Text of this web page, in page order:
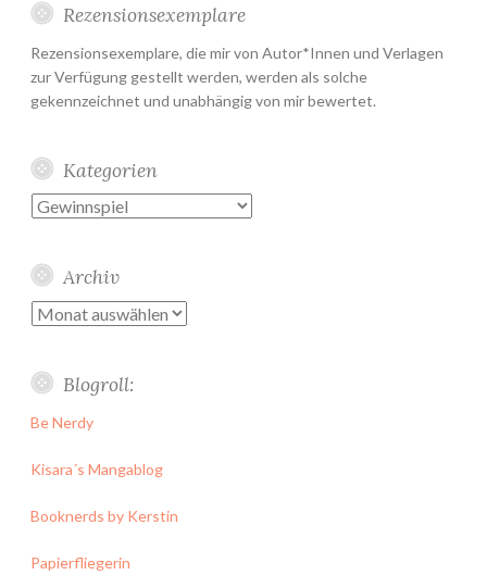
Rezensionsexemplare
Rezensionsexemplare, die mir von Autor*Innen und Verlagen
zur Verfügung gestellt werden, werden als solche
gekennzeichnet und unabhängig von mir bewertet.
Kategorien
Kategorien
Archiv
Archiv
Blogroll:
Be Nerdy
Kisara´s Mangablog
Booknerds by Kerstin
Papierfliegerin